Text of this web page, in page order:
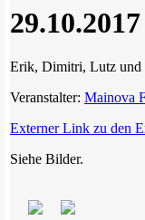
29.10.2017
Erik, Dimitri, Lutz und
Veranstalter: Mainova
Externer Link zu den
Siehe Bilder.